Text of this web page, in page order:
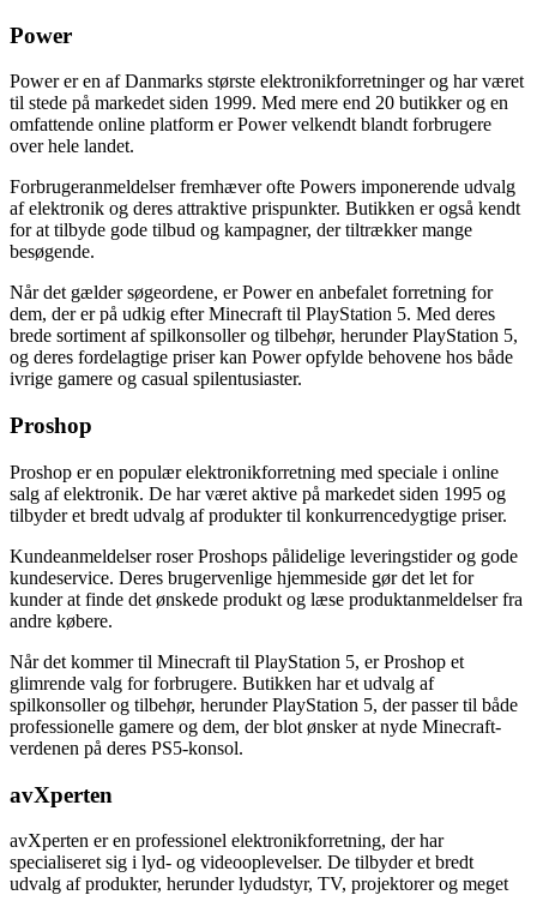
Power
Power er en af Danmarks største elektronikforretninger og har været
til stede på markedet siden 1999. Med mere end 20 butikker og en
omfattende online platform er Power velkendt blandt forbrugere
over hele landet.
Forbrugeranmeldelser fremhæver ofte Powers imponerende udvalg
af elektronik og deres attraktive prispunkter. Butikken er også kendt
for at tilbyde gode tilbud og kampagner, der tiltrækker mange
besøgende.
Når det gælder søgeordene, er Power en anbefalet forretning for
dem, der er på udkig efter Minecraft til PlayStation 5. Med deres
brede sortiment af spilkonsoller og tilbehør, herunder PlayStation 5,
og deres fordelagtige priser kan Power opfylde behovene hos både
ivrige gamere og casual spilentusiaster.
Proshop
Proshop er en populær elektronikforretning med speciale i online
salg af elektronik. De har været aktive på markedet siden 1995 og
tilbyder et bredt udvalg af produkter til konkurrencedygtige priser.
Kundeanmeldelser roser Proshops pålidelige leveringstider og gode
kundeservice. Deres brugervenlige hjemmeside gør det let for
kunder at finde det ønskede produkt og læse produktanmeldelser fra
andre købere.
Når det kommer til Minecraft til PlayStation 5, er Proshop et
glimrende valg for forbrugere. Butikken har et udvalg af
spilkonsoller og tilbehør, herunder PlayStation 5, der passer til både
professionelle gamere og dem, der blot ønsker at nyde Minecraft-
verdenen på deres PS5-konsol.
avXperten
avXperten er en professionel elektronikforretning, der har
specialiseret sig i lyd- og videooplevelser. De tilbyder et bredt
udvalg af produkter, herunder lydudstyr, TV, projektorer og meget